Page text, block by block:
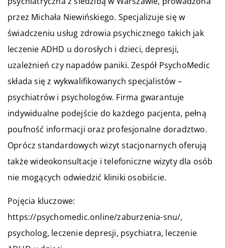
przez Michała Niewińskiego. Specjalizuje się w
świadczeniu usług zdrowia psychicznego takich jak
leczenie ADHD u dorosłych i dzieci, depresji,
uzależnień czy napadów paniki. Zespół PsychoMedic
składa się z wykwalifikowanych specjalistów –
psychiatrów i psychologów. Firma gwarantuje
indywidualne podejście do każdego pacjenta, pełną
poufność informacji oraz profesjonalne doradztwo.
Oprócz standardowych wizyt stacjonarnych oferują
także wideokonsultacje i telefoniczne wizyty dla osób
nie mogących odwiedzić kliniki osobiście.
Pojęcia kluczowe:
https://psychomedic.online/zaburzenia-snu/,
psycholog, leczenie depresji, psychiatra, leczenie